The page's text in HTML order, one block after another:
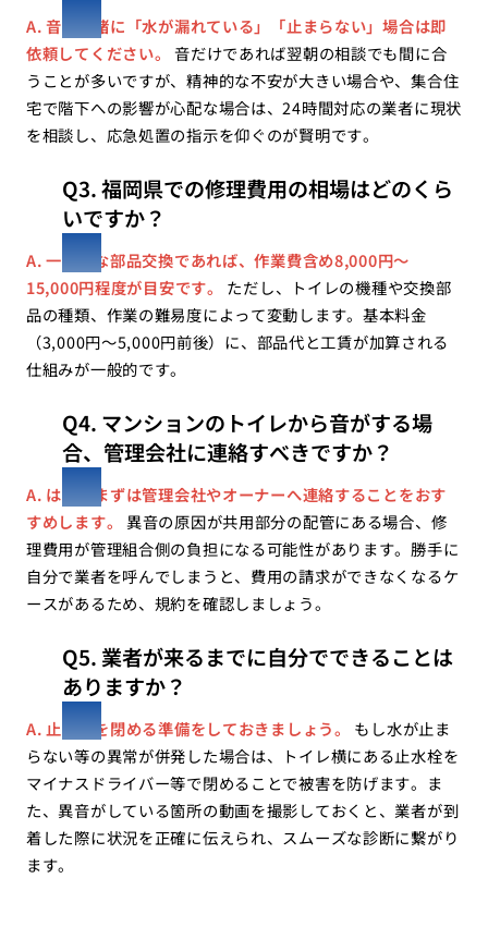
A. 音と一緒に「水が漏れている」「止まらない」場合は即
依頼してください。
音だけであれば翌朝の相談でも間に合
うことが多いですが、精神的な不安が大きい場合や、集合住
宅で階下への影響が心配な場合は、24時間対応の業者に現状
を相談し、応急処置の指示を仰ぐのが賢明です。
Q3. 福岡県での修理費用の相場はどのくら
いですか？
A. 一般的な部品交換であれば、作業費含め8,000円〜
15,000円程度が目安です。
ただし、トイレの機種や交換部
品の種類、作業の難易度によって変動します。基本料金
（3,000円〜5,000円前後）に、部品代と工賃が加算される
仕組みが一般的です。
Q4. マンションのトイレから音がする場
合、管理会社に連絡すべきですか？
A. はい、まずは管理会社やオーナーへ連絡することをおす
すめします。
異音の原因が共用部分の配管にある場合、修
理費用が管理組合側の負担になる可能性があります。勝手に
自分で業者を呼んでしまうと、費用の請求ができなくなるケ
ースがあるため、規約を確認しましょう。
Q5. 業者が来るまでに自分でできることは
ありますか？
A. 止水栓を閉める準備をしておきましょう。
もし水が止ま
らない等の異常が併発した場合は、トイレ横にある止水栓を
マイナスドライバー等で閉めることで被害を防げます。ま
た、異音がしている箇所の動画を撮影しておくと、業者が到
着した際に状況を正確に伝えられ、スムーズな診断に繋がり
ます。